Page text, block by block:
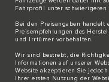
Fahrprofil unter schwierigeren
Bei den Preisangaben
Preisempfehlungen des
und Irrtümer vorbehalten.
Wir sind bestrebt, die
Informationen auf unserer
Website akzeptieren Sie
Ihrer ersten Nutzung der